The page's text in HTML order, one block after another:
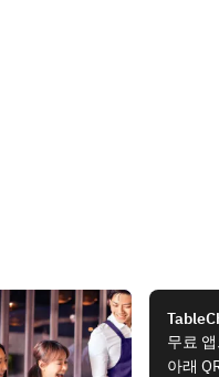
무료
아래